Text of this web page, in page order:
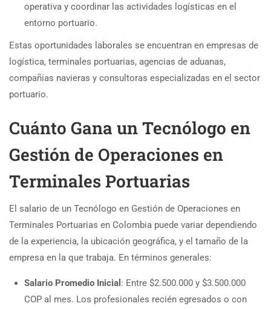
operativa y coordinar las actividades logísticas en el
entorno portuario.
Estas oportunidades laborales se encuentran en empresas de
logística, terminales portuarias, agencias de aduanas,
compañías navieras y consultoras especializadas en el sector
portuario.
Cuánto Gana un Tecnólogo en
Gestión de Operaciones en
Terminales Portuarias
El salario de un Tecnólogo en Gestión de Operaciones en
Terminales Portuarias en Colombia puede variar dependiendo
de la experiencia, la ubicación geográfica, y el tamaño de la
empresa en la que trabaja. En términos generales:
Salario Promedio Inicial : Entre $2.500.000 y $3.500.000
COP al mes. Los profesionales recién egresados o con